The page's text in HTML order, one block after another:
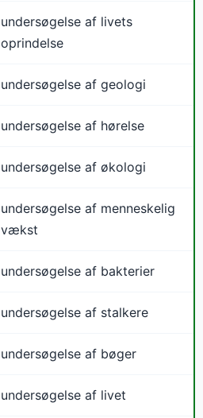
undersøgelse af livets
oprindelse
undersøgelse af geologi
undersøgelse af hørelse
undersøgelse af økologi
undersøgelse af menneskelig
vækst
undersøgelse af bakterier
undersøgelse af stalkere
undersøgelse af bøger
undersøgelse af livet